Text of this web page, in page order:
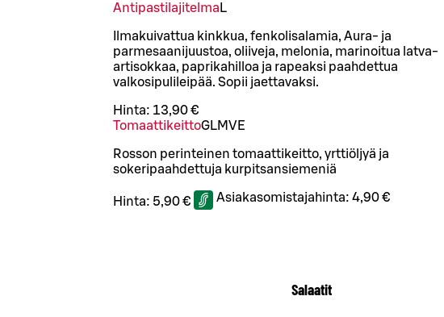
Antipastilajitelma L
Ilmakuivattua kinkkua, fenkolisalamia, Aura- ja
parmesaanijuustoa, oliiveja, melonia, marinoitua latva-
artisokkaa, paprikahilloa ja rapeaksi paahdettua
valkosipulileipää. Sopii jaettavaksi.
Hinta: 13,90 €
TomaattikeittoGLMVE
Rosson perinteinen tomaattikeitto, yrttiöljyä ja
sokeripaahdettuja kurpitsansiemeniä
Hinta: 5,90 € Asiakasomistajahinta: 4,90 €
Salaatit